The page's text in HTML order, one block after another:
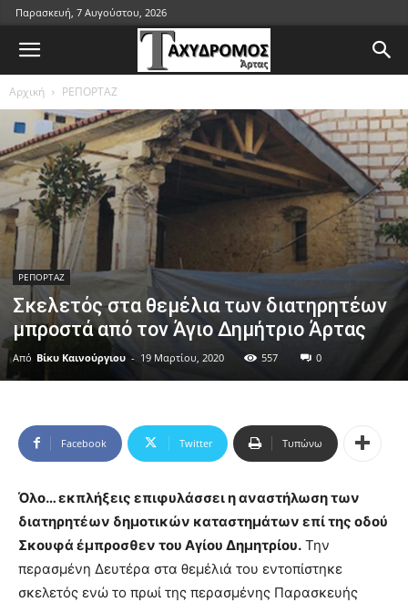
Παρασκευή, 7 Αυγούστου, 2026
Αρχική ΡΕΠΟΡΤΑΖ
ΡΕΠΟΡΤΑΖ
Σκελετός στα θεμέλια των διατηρητέων
μπροστά από τον Άγιο Δημήτριο Άρτας
Από Βίκυ Καινούργιου - 19 Μαρτίου, 2020 557 0
Facebook Twitter Τυπώνω
Όλο… εκπλήξεις επιφυλάσσει η αναστήλωση των
διατηρητέων δημοτικών καταστημάτων επί της οδού
Σκουφά έμπροσθεν του Αγίου Δημητρίου. Την
περασμένη Δευτέρα στα θεμέλιά του εντοπίστηκε
σκελετός ενώ το πρωί της περασμένης Παρασκευής